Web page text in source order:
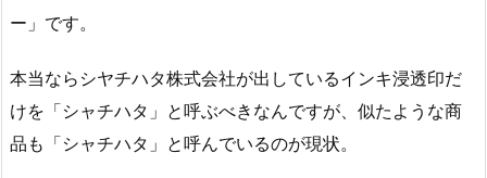
ー」です。
本当ならシヤチハタ株式会社が出しているインキ浸透印だ
けを「シャチハタ」と呼ぶべきなんですが、似たような商
品も「シャチハタ」と呼んでいるのが現状。